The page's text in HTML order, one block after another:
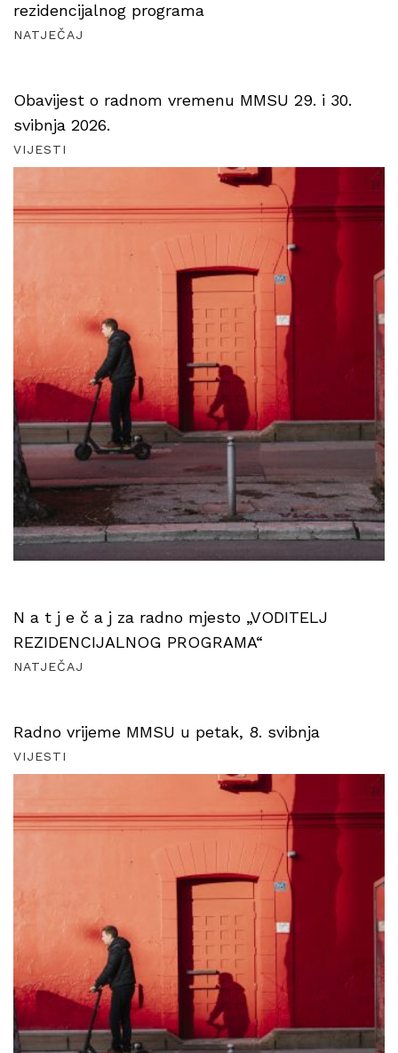
rezidencijalnog programa
NATJEČAJ
Obavijest o radnom vremenu MMSU 29. i 30.
svibnja 2026.
VIJESTI
N a t j e č a j za radno mjesto „VODITELJ
REZIDENCIJALNOG PROGRAMA“
NATJEČAJ
Radno vrijeme MMSU u petak, 8. svibnja
VIJESTI